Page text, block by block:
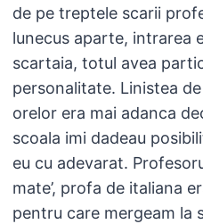
de pe treptele scarii
lunecus aparte, intrarea
scartaia, totul avea
personalitate. Linistea
orelor era mai adanca
scoala imi dadeau
eu cu adevarat.
mate’, profa de italiana
pentru care mergeam la